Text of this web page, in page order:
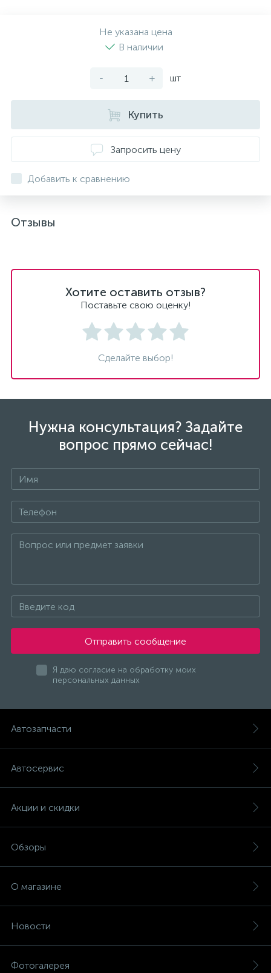
Не указана цена
В наличии
- + шт
Купить
Запросить цену
Добавить к сравнению
Отзывы
Хотите оставить отзыв?
Поставьте свою оценку!
Сделайте выбор!
Нужна консультация? Задайте
вопрос прямо сейчас!
Отправить сообщение
Я даю согласие на обработку моих
персональных данных
Автозапчасти
Автосервис
Акции и скидки
Обзоры
О магазине
Новости
Фотогалерея